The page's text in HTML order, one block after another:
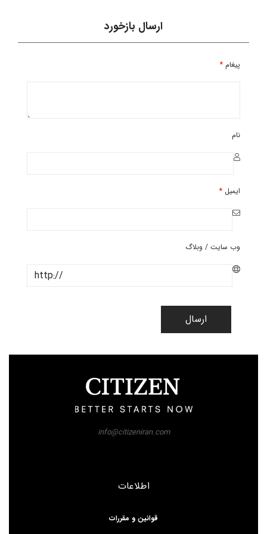
ارسال بازخورد
پیغام *
نام
ایمیل *
وب سایت / وبلاگ
ارسال
info@citizeniran.com
اطلاعات
قوانین و مقررات